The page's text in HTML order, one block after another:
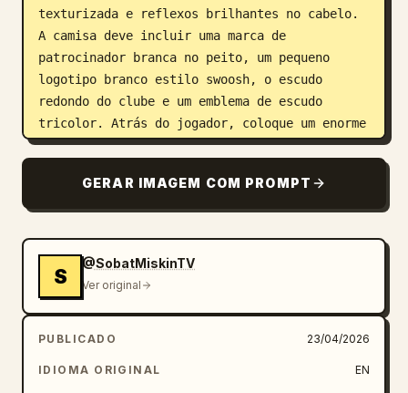
texturizada e reflexos brilhantes no cabelo.
A camisa deve incluir uma marca de
patrocinador branca no peito, um pequeno
logotipo branco estilo swoosh, o escudo
redondo do clube e um emblema de escudo
tricolor. Atrás do jogador, coloque um enorme
emblema circular brilhante estilo Inter como
visíveis no total: 1 logotipo pequeno no
canto superior direito, 1 logotipo grande de
e 1 escudo na camisa. No centro inferior,
inclua uma vista noturna de um estádio de
futebol moderno com holofotes brilhantes,
misturando-se a fumaça azul pictórica e
efeitos de pinceladas. No centro, coloque o
sobrenome do jogador em letras grandes e
GERAR IMAGEM COM PROMPT
S
@SobatMiskinTV
Ver original
PUBLICADO 23/04/2026
IDIOMA ORIGINAL EN